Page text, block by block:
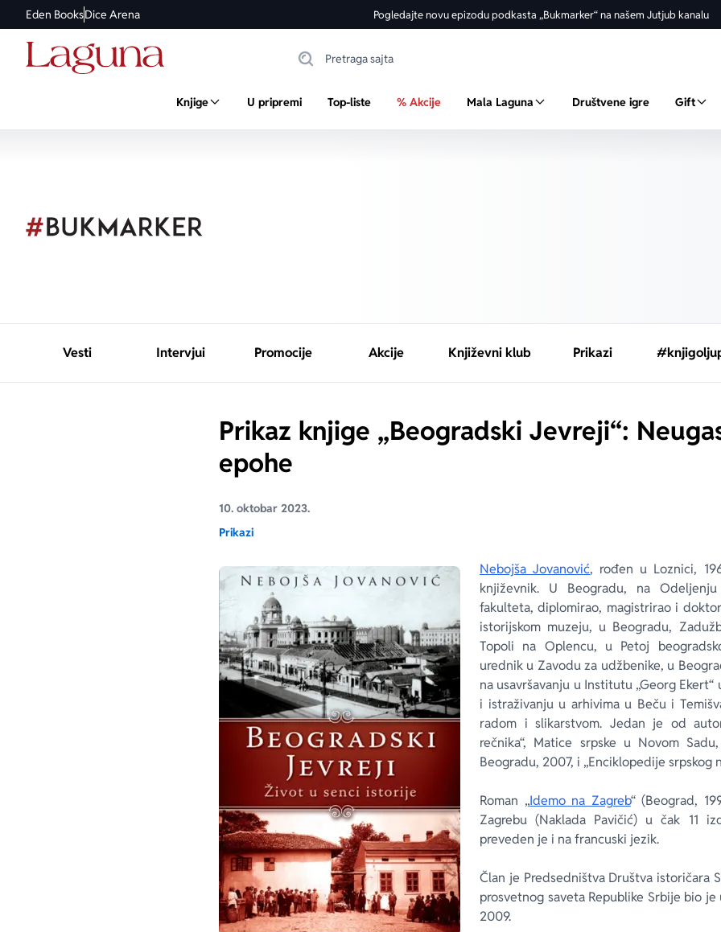
Eden BooksDice Arena Pogledajte novu epizodu podkasta „Bukmarker“ na našem Jutjub kanalu
Knjige U pripremi Top-liste % Akcije Mala Laguna Društvene igre Gift
Vesti Intervjui Promocije Akcije Književni klub Prikazi
Prikaz knjige „Beogradski Jevreji“:
epohe
10. oktobar 2023.
Prikazi
Nebojša Jovanović, rođen u Loznici,
književnik. U Beogradu, na
fakulteta, diplomirao, magistrirao i
istorijskom muzeju, u Beogradu,
Topoli na Oplencu, u Petoj
urednik u Zavodu za udžbenike, u
na usavršavanju u Institutu „Georg Ekert“
i istraživanju u arhivima u Beču i
radom i slikarstvom. Jedan je od
rečnika“, Matice srpske u Novom
Beogradu, 2007, i „Enciklopedije srpskog
Roman „Idemo na Zagreb“ (Beograd,
Zagrebu (Naklada Pavičić) u čak 11
preveden je i na francuski jezik.
Član je Predsedništva Društva istoričara
prosvetnog saveta Republike Srbije bio
2009.